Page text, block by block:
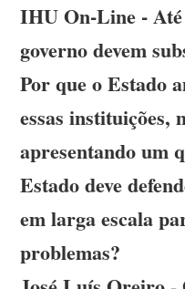
IHU On-Line - Até
governo devem
Por que o Estado
essas instituições,
apresentando um
Estado deve
em larga escala
problemas?